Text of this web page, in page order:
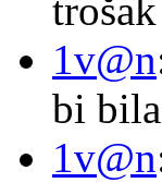
1v@n
bi
1v@n